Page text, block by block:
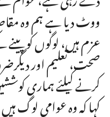
ووٹ دیا ہے ہم وہ
عزم ہیں، لوگوں کو
صحت، تعلیم اور
کرنے کیلئے ہماری
کہا کہ وہ عوامی لوگ